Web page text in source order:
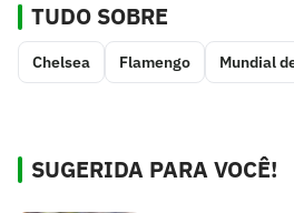
TUDO SOBRE
Chelsea Flamengo Mundial
SUGERIDA PARA VOCÊ!